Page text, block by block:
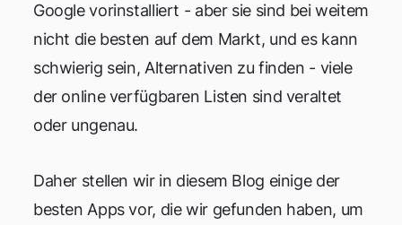
Google vorinstalliert - aber sie sind bei weitem
nicht die besten auf dem Markt, und es kann
schwierig sein, Alternativen zu finden - viele
der online verfügbaren Listen sind veraltet
oder ungenau.
Daher stellen wir in diesem Blog einige der
besten Apps vor, die wir gefunden haben, um